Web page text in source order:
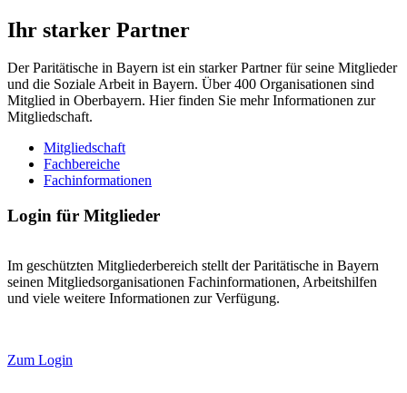
Ihr starker Partner
Der Paritätische in Bayern ist ein starker Partner für seine Mitglieder
und die Soziale Arbeit in Bayern. Über 400 Organisationen sind
Mitglied in Oberbayern. Hier finden Sie mehr Informationen zur
Mitgliedschaft.
Mitgliedschaft
Fachbereiche
Fachinformationen
Login für Mitglieder
Im geschützten Mitgliederbereich stellt der Paritätische in Bayern
seinen Mitgliedsorganisationen Fachinformationen, Arbeitshilfen
und viele weitere Informationen zur Verfügung.
Zum Login